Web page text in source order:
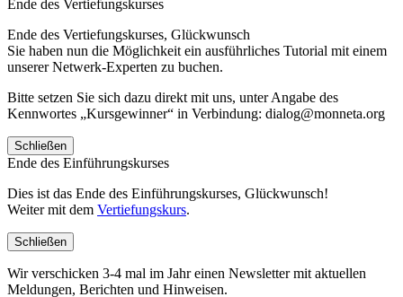
Ende des Vertiefungskurses
Ende des Vertiefungskurses, Glückwunsch
Sie haben nun die Möglichkeit ein ausführliches Tutorial mit einem
unserer Netwerk-Experten zu buchen.
Bitte setzen Sie sich dazu direkt mit uns, unter Angabe des
Kennwortes „Kursgewinner“ in Verbindung: dialog@monneta.org
Schließen
Ende des Einführungskurses
Dies ist das Ende des Einführungskurses, Glückwunsch!
Weiter mit dem Vertiefungskurs.
Schließen
Wir verschicken 3-4 mal im Jahr einen Newsletter mit aktuellen
Meldungen, Berichten und Hinweisen.